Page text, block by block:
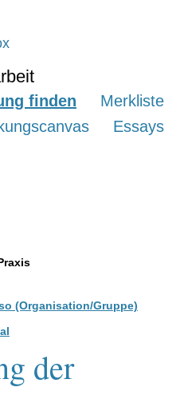
finden
Merkliste
Essays
(Organisation/Gruppe)
der